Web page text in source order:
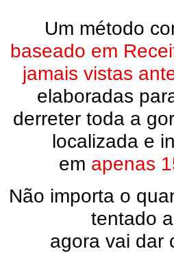
Um método
baseado em
jamais vistas
elaboradas
derreter toda a
localizada e
em apenas
Não importa o
tentado
agora vai dar